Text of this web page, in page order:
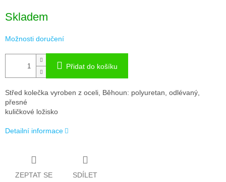
cena:
Skladem
Možnosti doručení
Přidat do košíku
Střed kolečka vyroben z oceli, Běhoun: polyuretan, odlévaný,
přesné
kuličkové ložisko
Detailní informace
ZEPTAT SE SDÍLET